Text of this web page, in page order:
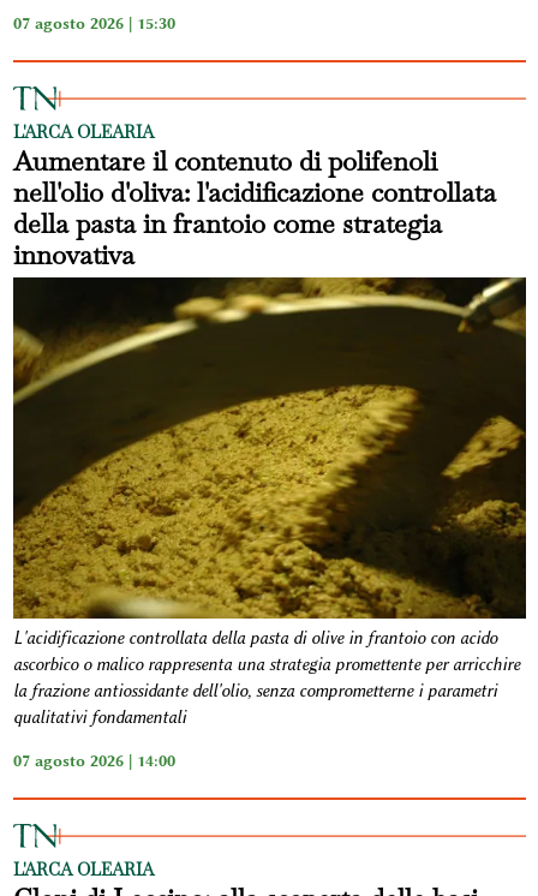
07 agosto 2026 | 15:30
L'ARCA OLEARIA
Aumentare il contenuto di polifenoli
nell'olio d'oliva: l'acidificazione controllata
della pasta in frantoio come strategia
innovativa
L'acidificazione controllata della pasta di olive in frantoio con acido
ascorbico o malico rappresenta una strategia promettente per arricchire
la frazione antiossidante dell'olio, senza comprometterne i parametri
qualitativi fondamentali
07 agosto 2026 | 14:00
L'ARCA OLEARIA